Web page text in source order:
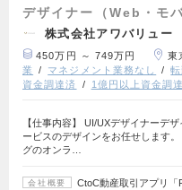
デザイナー（Web・モ
株式会社アワバリュー
450万円 ～ 749万円 東
業
マネジメント業務なし
資金調達済
1億円以上資金調
【仕事内容】 UI/UXデザイナーデ
ービスのデザインをお任せします
グのオンラ…
会社概要
CtoC動産取引アプリ「